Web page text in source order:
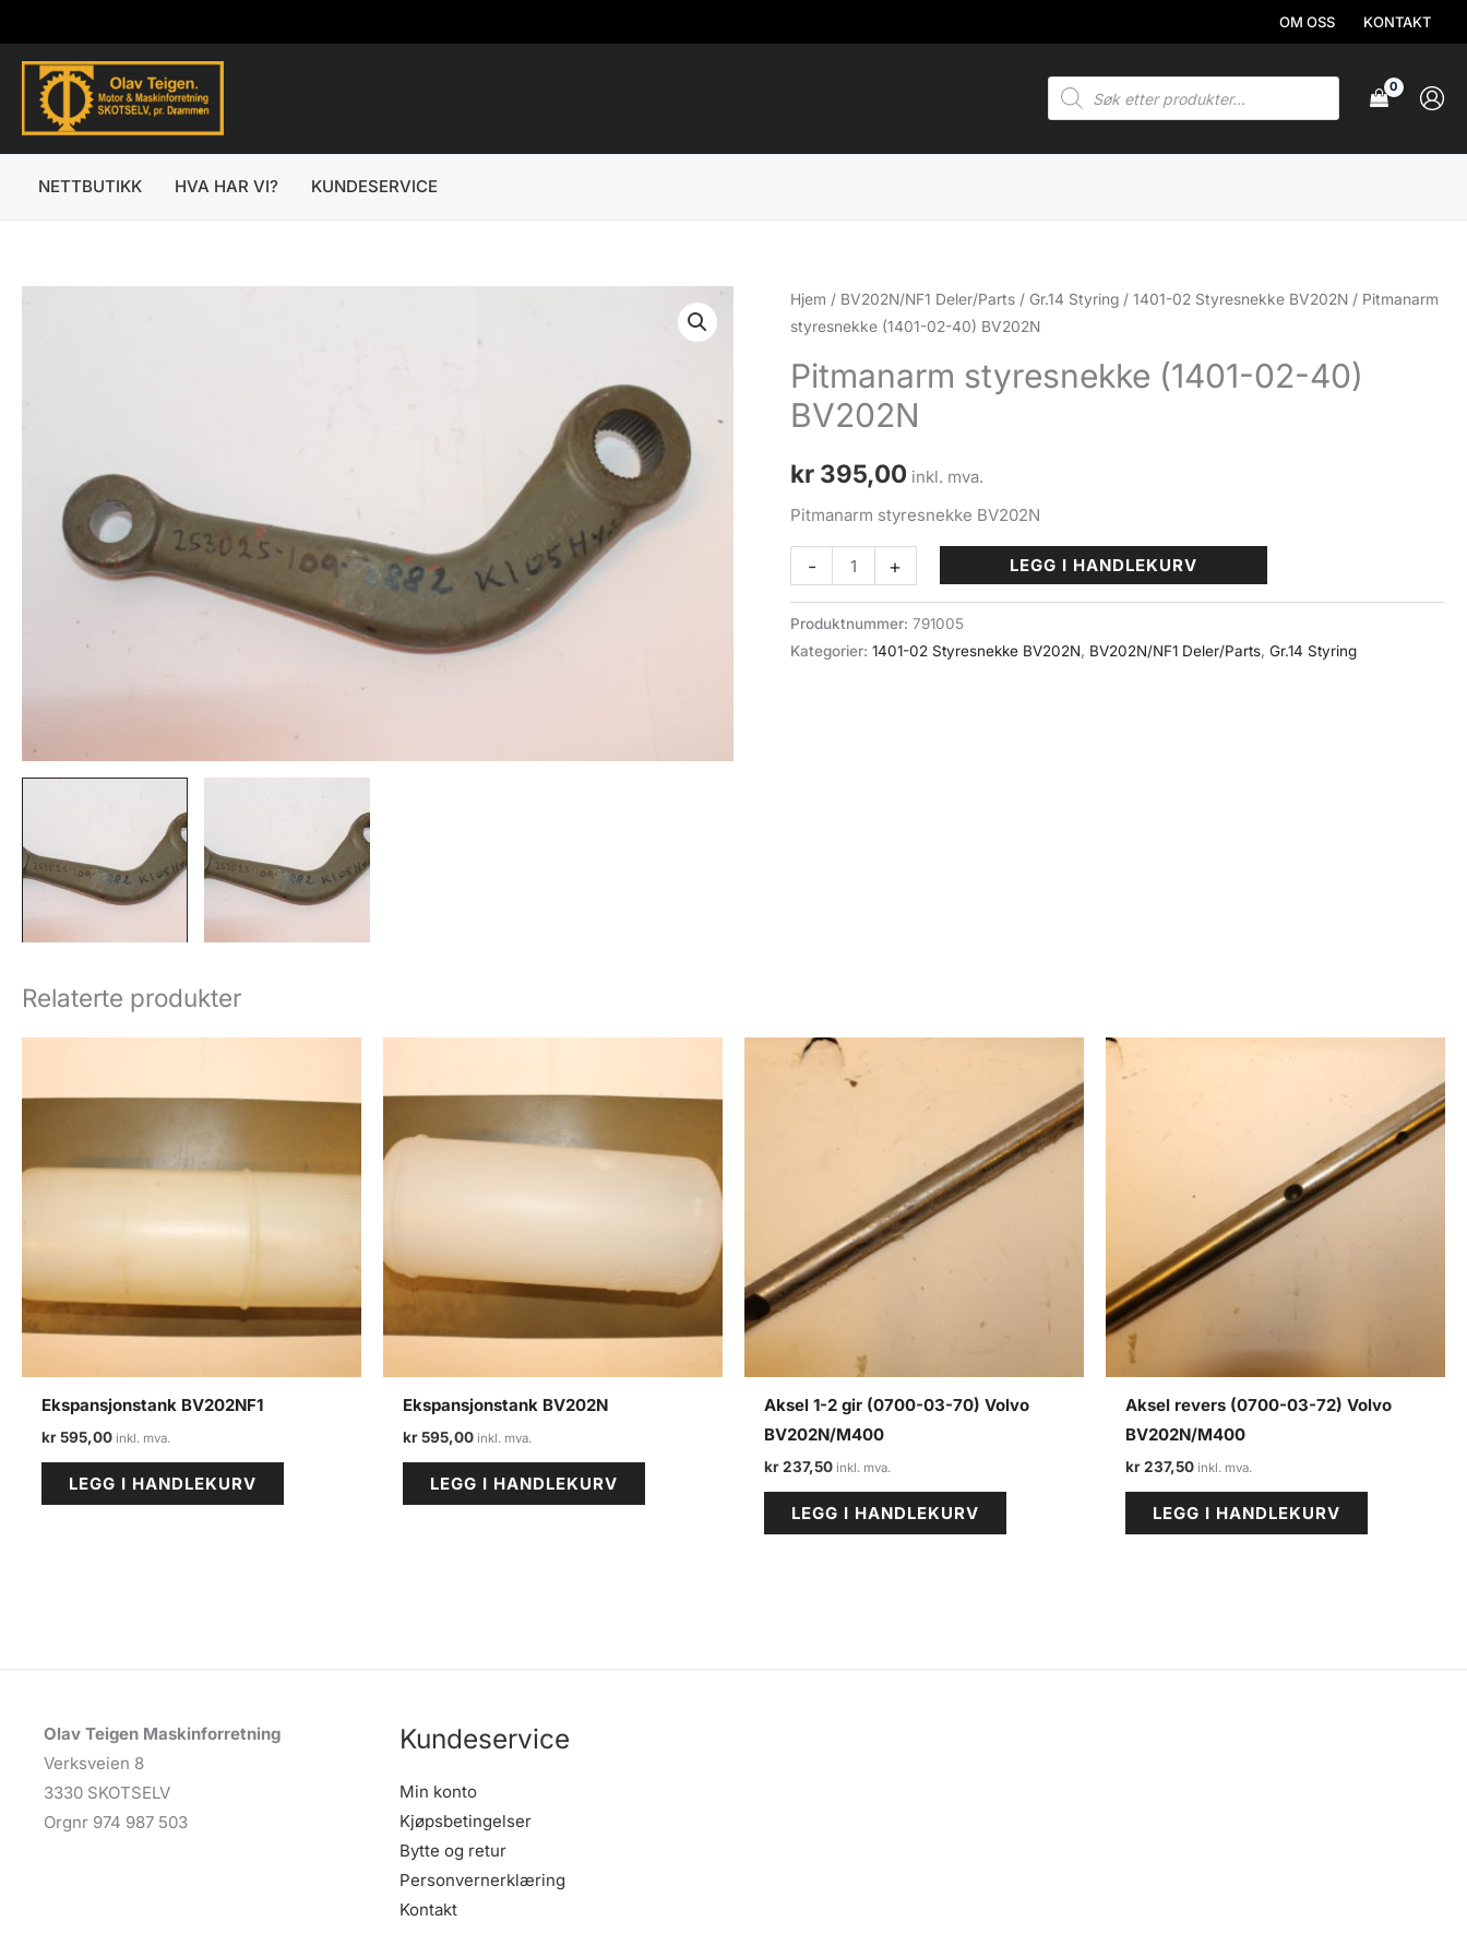
rett
innholdet
OM OSS KONTAKT
Products
search
NETTBUTIKK HVA HAR VI? KUNDESERVICE
Hjem / BV202N/NF1 Deler/Parts / Gr.14 Styring /1401-02 Styresnekke BV202N / Pitmanarm
styresnekke (1401-02-40) BV202N
Pitmanarm styresnekke (1401-02-40)
BV202N
kr 395,00 inkl. mva.
Pitmanarm styresnekke BV202N
-
Pitmanarm
styresnekke
(1401-
02-
+ LEGG I HANDLEKURV
Produktnummer:791005
Kategorier:1401-02 Styresnekke BV202N, BV202N/NF1 Deler/Parts,Gr.14 Styring
Relaterte produkter
Ekspansjonstank BV202NF1
kr595,00
LEGG I HANDLEKURV
Ekspansjonstank BV202N
kr595,00
LEGG I HANDLEKURV
Aksel 1-2 gir (0700-03-70) Volvo
BV202N/M400
kr237,50
LEGG I HANDLEKURV
Aksel revers (0700-03-72) Volvo
BV202N/M400
kr237,50
LEGG I HANDLEKURV
Olav Teigen Maskinforretning
Verksveien 8
3330 SKOTSELV
Orgnr 974 987 503
Kundeservice
Min konto
Kjøpsbetingelser
Bytte og retur
Personvernerklæring
Kontakt